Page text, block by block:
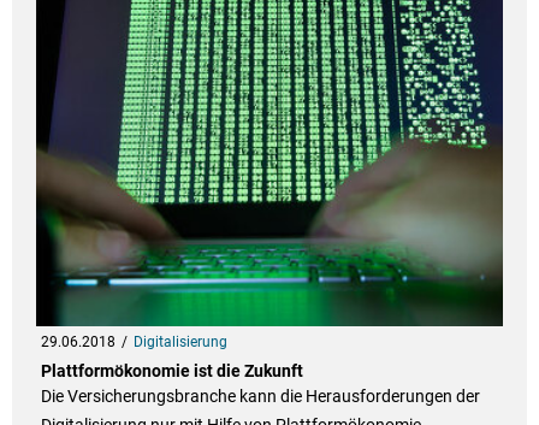
29.06.2018 Digitalisierung
Plattformökonomie ist die Zukunft
Die Versicherungsbranche kann die Herausforderungen der